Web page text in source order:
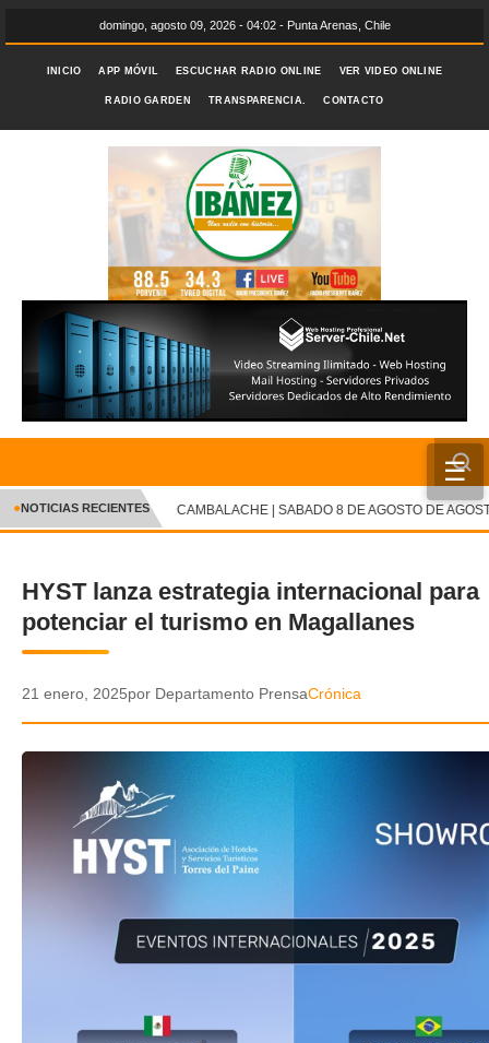
domingo, agosto 09, 2026 - 04:02 - Punta Arenas, Chile
INICIO APP MÓVIL ESCUCHAR RADIO ONLINE VER VIDEO ONLINE
RADIO GARDEN TRANSPARENCIA. CONTACTO
☰
INICIO
CRÓNICA
DEPORTES
ENTRETENIMIENTO Y CULTURA
POLICIAL
AUDIOS
VIDEOS
APP MÓVIL
✕
●NOTICIAS RECIENTES CAMBALACHE | SABADO 8 DE AGOSTO DE
HYST lanza estrategia internacional para
potenciar el turismo en Magallanes
21 enero, 2025por Departamento PrensaCrónica